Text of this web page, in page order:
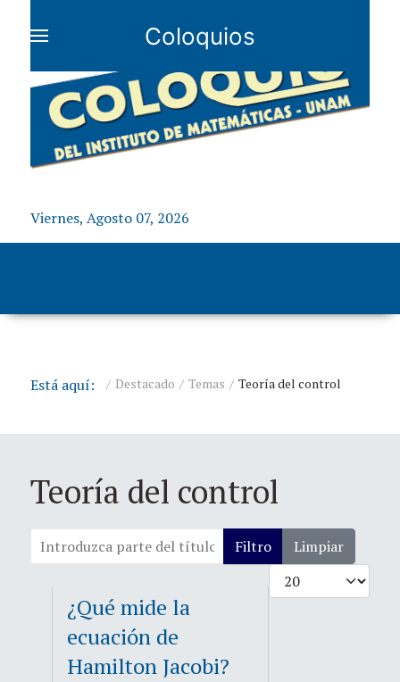
Viernes, Agosto 07, 2026
Coloquios
Está aquí: Destacado Temas Teoría del control
Teoría del control
Introduzca parte del título Filtro
Limpiar
Cantidad
¿Qué mide la
ecuación de
Hamilton Jacobi?